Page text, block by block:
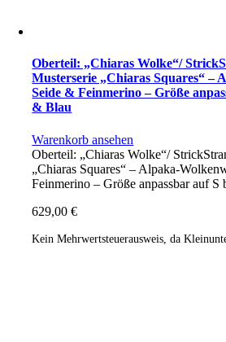
Oberteil: „Chiaras Wolke“/
Musterserie „Chiaras Squares“ –
Seide & Feinmerino – Größe
& Blau
Warenkorb ansehen
Oberteil: „Chiaras Wolke“/
„Chiaras Squares“ – Alpaka-
Feinmerino – Größe anpassbar auf
629,00€
Kein Mehrwertsteuerausweis, da